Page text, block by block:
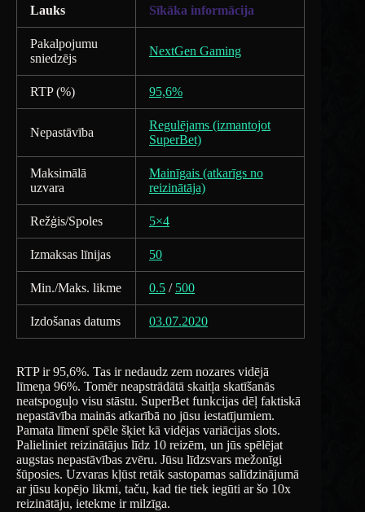
Lauks Sīkāka informācija
Pakalpojumu
sniedzējs
NextGen Gaming
RTP (%) 95,6%
Nepastāvība
Regulējams (izmantojot
SuperBet)
Maksimālā
uzvara
Mainīgais (atkarīgs no
reizinātāja)
Režģis/Spoles 5×4
Izmaksas līnijas 50
Min./Maks. likme 0.5 / 500
Izdošanas datums 03.07.2020
RTP ir 95,6%. Tas ir nedaudz zem nozares vidējā
līmeņa 96%. Tomēr neapstrādātā skaitļa skatīšanās
neatspoguļo visu stāstu. SuperBet funkcijas dēļ faktiskā
nepastāvība mainās atkarībā no jūsu iestatījumiem.
Pamata līmenī spēle šķiet kā vidējas variācijas slots.
Palieliniet reizinātājus līdz 10 reizēm, un jūs spēlējat
augstas nepastāvības zvēru. Jūsu līdzsvars mežonīgi
šūposies. Uzvaras kļūst retāk sastopamas salīdzinājumā
ar jūsu kopējo likmi, taču, kad tie tiek iegūti ar šo 10x
reizinātāju, ietekme ir milzīga.